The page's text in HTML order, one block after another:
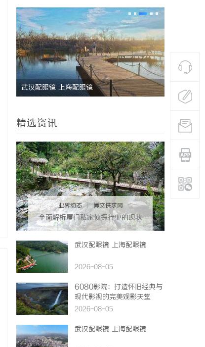
武汉配眼镜 上海配眼镜 揭秘昆明
分析
精选资讯
业界动态 | 博文供求网
全面解析厦门私家侦探行业的现状
与发展趋势
武汉配眼镜 上海配眼镜
2026-08-05
6080影院：打造怀旧经典与
现代影视的完美观影天堂
2026-08-05
武汉配眼镜 上海配眼镜